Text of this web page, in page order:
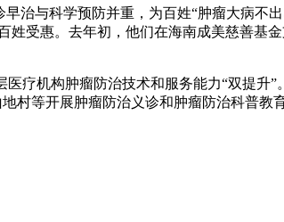
与科学预防并重，为百姓“肿瘤大病不
受惠。去年初，他们在海南成美慈善基
机构肿瘤防治技术和服务能力“双提升”
村等开展肿瘤防治义诊和肿瘤防治科普教